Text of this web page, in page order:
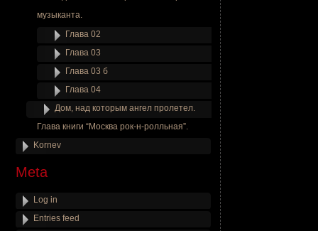
музыканта.
Глава 02
Глава 03
Глава 03 б
Глава 04
Дом, над которым ангел пролетел.
Глава книги “Москва рок-н-ролльная”.
Kornev
Meta
Log in
Entries feed